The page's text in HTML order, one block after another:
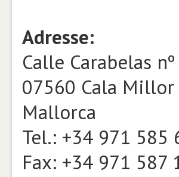
Adresse:
Calle Carabelas
07560 Cala Millor
Mallorca
Tel.: +34 971 585
Fax: +34 971 587